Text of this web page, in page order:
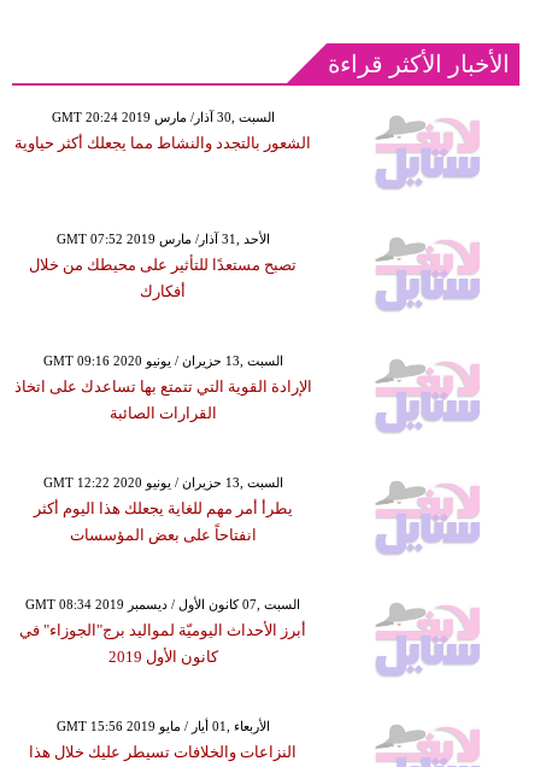
الأخبار الأكثر قراءة
GMT 20:24 2019 السبت ,30 آذار/ مارس
الشعور بالتجدد والنشاط مما يجعلك أكثر حياوية
GMT 07:52 2019 الأحد ,31 آذار/ مارس
تصبح مستعدًا للتأثير على محيطك من خلال
أفكارك
GMT 09:16 2020 السبت ,13 حزيران / يونيو
الإرادة القوية التي تتمتع بها تساعدك على اتخاذ
القرارات الصائبة
GMT 12:22 2020 السبت ,13 حزيران / يونيو
يطرأ أمر مهم للغاية يجعلك هذا اليوم أكثر
انفتاحاً على بعض المؤسسات
GMT 08:34 2019 السبت ,07 كانون الأول / ديسمبر
أبرز الأحداث اليوميّة لمواليد برج"الجوزاء" في
كانون الأول 2019
GMT 15:56 2019 الأربعاء ,01 أيار / مايو
النزاعات والخلافات تسيطر عليك خلال هذا